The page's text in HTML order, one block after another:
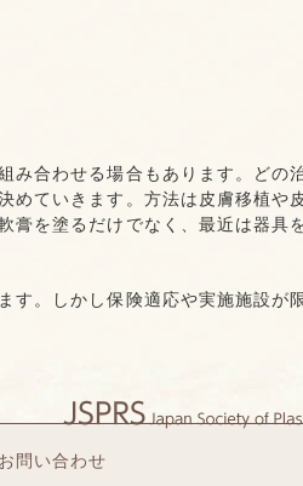
み合わせる場合もあります。どの
めていきます。方法は皮膚移植や
膏を塗るだけでなく、最近は器具
。しかし保険適応や実施施設が
お問い合わせ